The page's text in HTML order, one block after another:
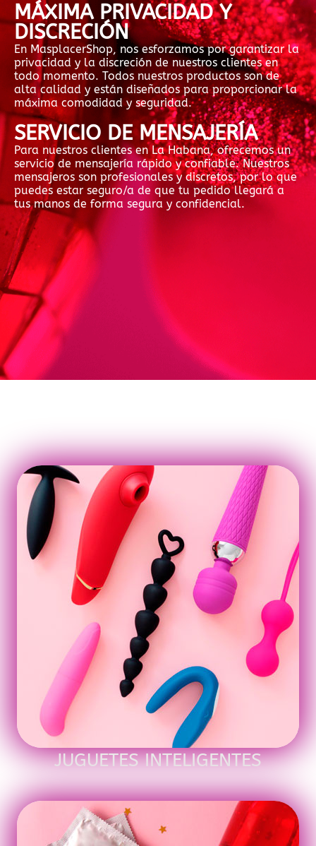
MÁXIMA PRIVACIDAD Y
DISCRECIÓN
En MasplacerShop, nos esforzamos por garantizar la
privacidad y la discreción de nuestros clientes en
todo momento. Todos nuestros productos son de
alta calidad y están diseñados para proporcionar la
máxima comodidad y seguridad.
SERVICIO DE MENSAJERÍA
Para nuestros clientes en La Habana, ofrecemos un
servicio de mensajería rápido y confiable. Nuestros
mensajeros son profesionales y discretos, por lo que
puedes estar seguro/a de que tu pedido llegará a
tus manos de forma segura y confidencial.
JUGUETES INTELIGENTES